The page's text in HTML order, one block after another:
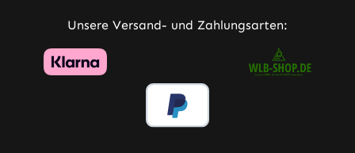
Unsere Versand- und Zahlungsarten: